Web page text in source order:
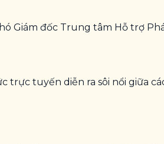
Giám đốc Trung tâm Hỗ trợ
tuyến diễn ra sôi nổi giữa